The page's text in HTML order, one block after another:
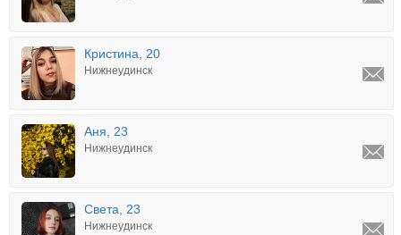
Кристина, 20
Нижнеудинск
Аня, 23
Нижнеудинск
Света, 23
Нижнеудинск